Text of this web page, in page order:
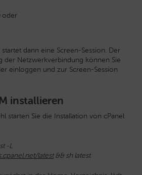
oder
startet dann eine Screen-Session. Der
der Netzwerkverbindung können Sie
einloggen und zur Screen-Session
installieren
starten Sie die Installation von cPanel
-L
latest&& sh latest